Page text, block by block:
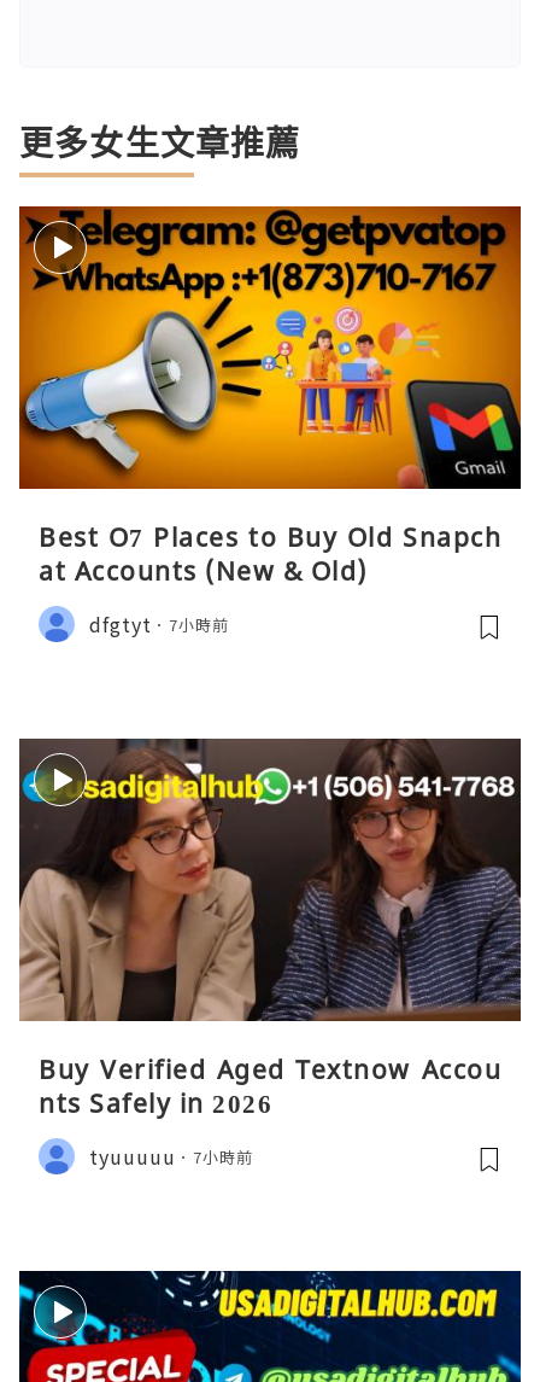
更多女生文章推薦
Best O7 Places to Buy Old Snapch
at Accounts (New & Old)
dfgtyt 7小時前
Buy Verified Aged Textnow Accou
nts Safely in 2026
tyuuuuu 7小時前